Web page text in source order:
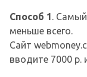
Способ 1.
меньше всего.
Сайт
вводите 7000 р.